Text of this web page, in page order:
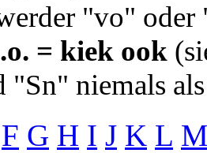
"vo"
= kiek ook
"Sn" niemals
F G H I J K L